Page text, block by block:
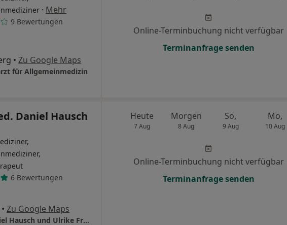
· Mehr
9 Bewertungen
• Zu Google Maps
für Allgemeinmedizin
Online-Terminbuchung nicht verfügbar
Terminanfrage senden
Daniel Hausch
6 Bewertungen
• Zu Google Maps
Dres. Matthias Kienzle Daniel Hausch und Ulrike Franz
Heute
7 Aug
Morgen
8 Aug
So,
9 Aug
Mo,
10 Aug
Online-Terminbuchung nicht verfügbar
Terminanfrage senden